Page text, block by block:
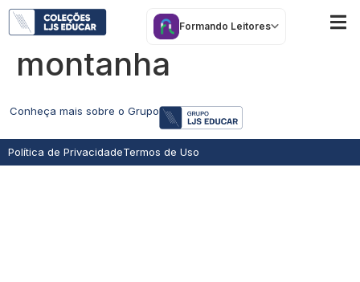
Formando Leitores
O menino no alto da
montanha
Conheça mais sobre o Grupo
Política de PrivacidadeTermos de Uso